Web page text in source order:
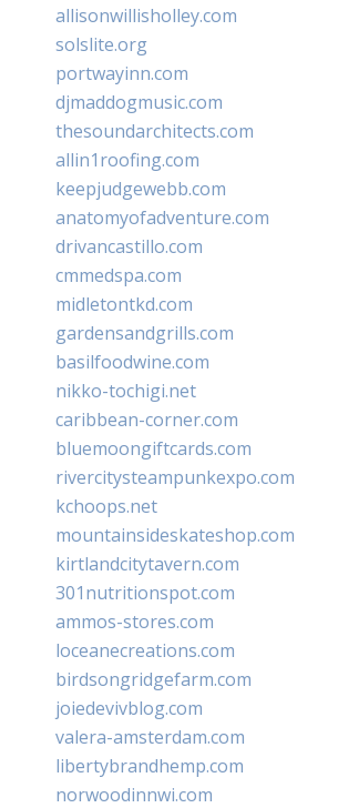
allisonwillisholley.com
solslite.org
portwayinn.com
djmaddogmusic.com
thesoundarchitects.com
allin1roofing.com
keepjudgewebb.com
anatomyofadventure.com
drivancastillo.com
cmmedspa.com
midletontkd.com
gardensandgrills.com
basilfoodwine.com
nikko-tochigi.net
caribbean-corner.com
bluemoongiftcards.com
rivercitysteampunkexpo.com
kchoops.net
mountainsideskateshop.com
kirtlandcitytavern.com
301nutritionspot.com
ammos-stores.com
loceanecreations.com
birdsongridgefarm.com
joiedevivblog.com
valera-amsterdam.com
libertybrandhemp.com
norwoodinnwi.com